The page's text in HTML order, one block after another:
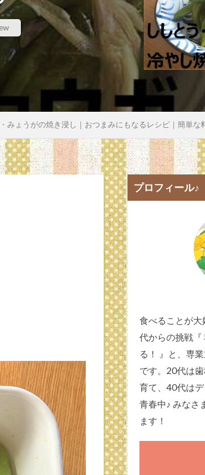
みょうがの焼き浸し｜おつまみにもなるレシピ｜簡単な
プロフィール♪
食べることが
代からの挑戦『
る！ 』と、専
です。20代は
育て、40代は
青春中♪ みなさ
ます！